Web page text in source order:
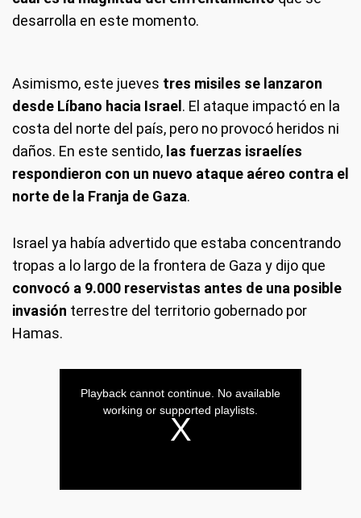
desarrolla en este momento.
Asimismo, este jueves tres misiles se lanzaron
desde Líbano hacia Israel . El ataque impactó en la
costa del norte del país, pero no provocó heridos ni
daños. En este sentido, las fuerzas israelíes
respondieron con un nuevo ataque aéreo contra el
norte de la Franja de Gaza.
Israel ya había advertido que estaba concentrando
tropas a lo largo de la frontera de Gaza y dijo que
convocó a 9.000 reservistas antes de una posible
invasión terrestre del territorio gobernado por
Hamas.